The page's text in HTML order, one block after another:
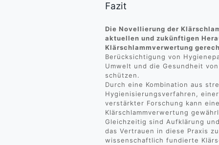
Fazit
Die Novellierung der
aktuellen und zukünftigen
Klärschlammverwertung
Berücksichtigung von
Umwelt und die Gesundheit
schützen.
Durch eine Kombination aus
Hygienisierungsverfahren,
verstärkter Forschung kann
Klärschlammverwertung
Gleichzeitig sind Aufklärung
das Vertrauen in diese Praxis
wissenschaftlich fundierte